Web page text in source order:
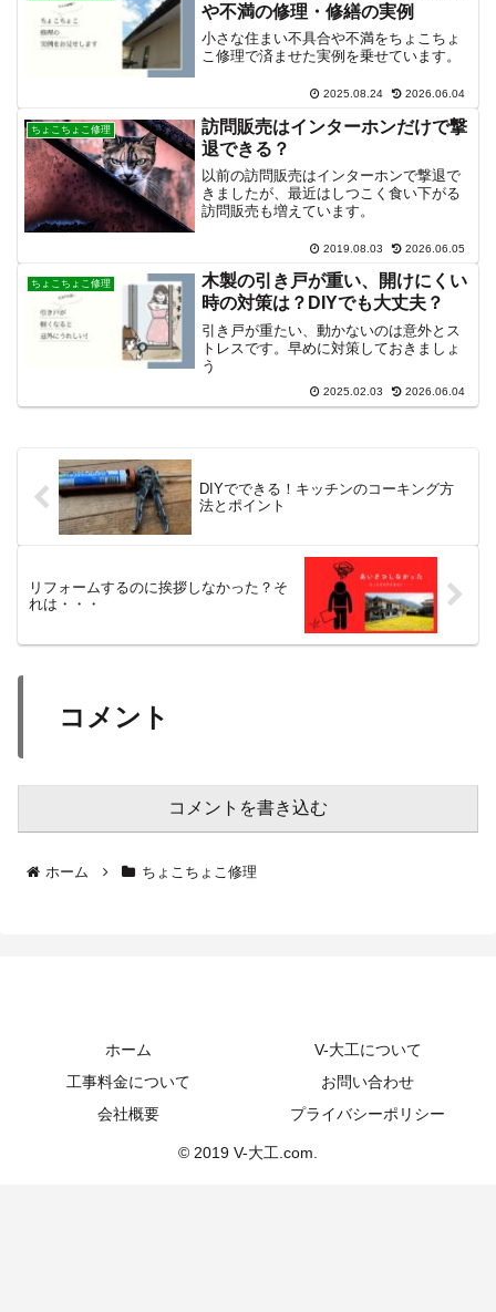
や不満の修理・修繕の実例
小さな住まい不具合や不満をちょこちょ
こ修理で済ませた実例を乗せています。
2025.08.24 2026.06.04
ちょこちょこ修理
訪問販売はインターホンだけで撃
退できる？
以前の訪問販売はインターホンで撃退で
きましたが、最近はしつこく食い下がる
訪問販売も増えています。
2019.08.03 2026.06.05
ちょこちょこ修理
木製の引き戸が重い、開けにくい
時の対策は？DIYでも大丈夫？
引き戸が重たい、動かないのは意外とス
トレスです。早めに対策しておきましょ
う
2025.02.03 2026.06.04
DIYでできる！キッチンのコーキング方
法とポイント
リフォームするのに挨拶しなかった？そ
れは・・・
コメント
コメントを書き込む
ホーム ちょこちょこ修理
ホーム
V-大工について
工事料金について
お問い合わせ
会社概要
プライバシーポリシー
© 2019 V-大工.com.